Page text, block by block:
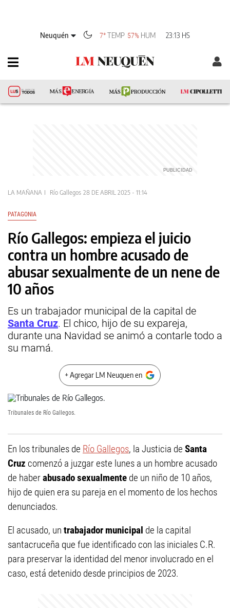
Neuquén 7° TEMP 57% HUM 23:13 HS
LA MAÑANA Río Gallegos 28 DE ABRIL 2025 - 11:14
PATAGONIA
Río Gallegos: empieza el juicio
contra un hombre acusado de
abusar sexualmente de un nene de
10 años
Es un trabajador municipal de la capital de
Santa Cruz. El chico, hijo de su expareja,
durante una Navidad se animó a contarle todo a
su mamá.
+ Agregar LM Neuquen en
Tribunales de Río Gallegos.
En los tribunales de Río Gallegos, la Justicia de Santa
Cruz comenzó a juzgar este lunes a un hombre acusado
de haberabusado sexualmente de un niño de 10 años,
hijo de quien era su pareja en el momento de los hechos
denunciados.
El acusado, un trabajador municipal de la capital
santacruceña que fue identificado con las iniciales C.R.
para preservar la identidad del menor involucrado en el
caso, está detenido desde principios de 2023.